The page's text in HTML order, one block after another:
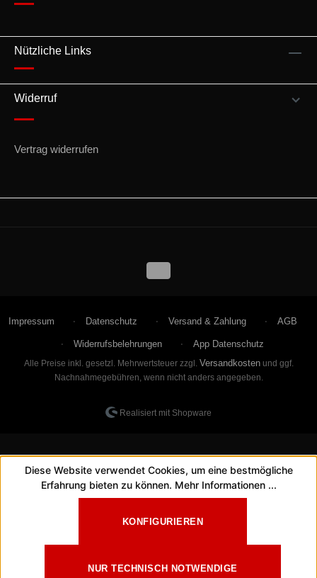
Nützliche Links
Widerruf
Vertrag widerrufen
Impressum Datenschutz Versand & Zahlung AGB
Widerrufsbelehrungen App Datenschutz
Alle Preise inkl. gesetzl. Mehrwertsteuer zzgl. Versandkostenund ggf.
Nachnahmegebühren, wenn nicht anders angegeben.
Realisiert mit Shopware
Diese Website verwendet Cookies, um eine bestmögliche
Erfahrung bieten zu können. Mehr Informationen ...
NUR TECHNISCH NOTWENDIGE
KONFIGURIEREN